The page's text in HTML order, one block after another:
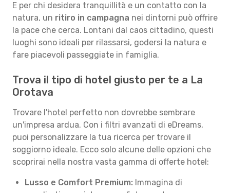
E per chi desidera tranquillità e un contatto con la
natura, un ritiro in campagna nei dintorni può offrire
la pace che cerca. Lontani dal caos cittadino, questi
luoghi sono ideali per rilassarsi, godersi la natura e
fare piacevoli passeggiate in famiglia.
Trova il tipo di hotel giusto per te a La
Orotava
Trovare l'hotel perfetto non dovrebbe sembrare
un'impresa ardua. Con i filtri avanzati di eDreams,
puoi personalizzare la tua ricerca per trovare il
soggiorno ideale. Ecco solo alcune delle opzioni che
scoprirai nella nostra vasta gamma di offerte hotel:
Lusso e Comfort Premium: Immagina di